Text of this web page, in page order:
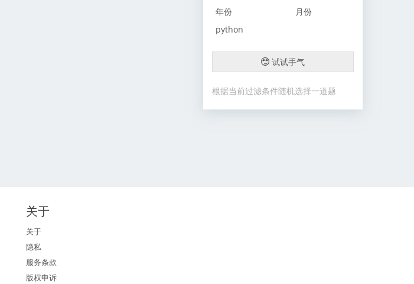
年份
月份
python
试试手气
根据当前过滤条件随机选择一道题
关于
关于
隐私
服务条款
版权申诉